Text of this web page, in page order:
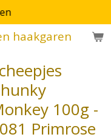
haakgaren
100g -
Primrose